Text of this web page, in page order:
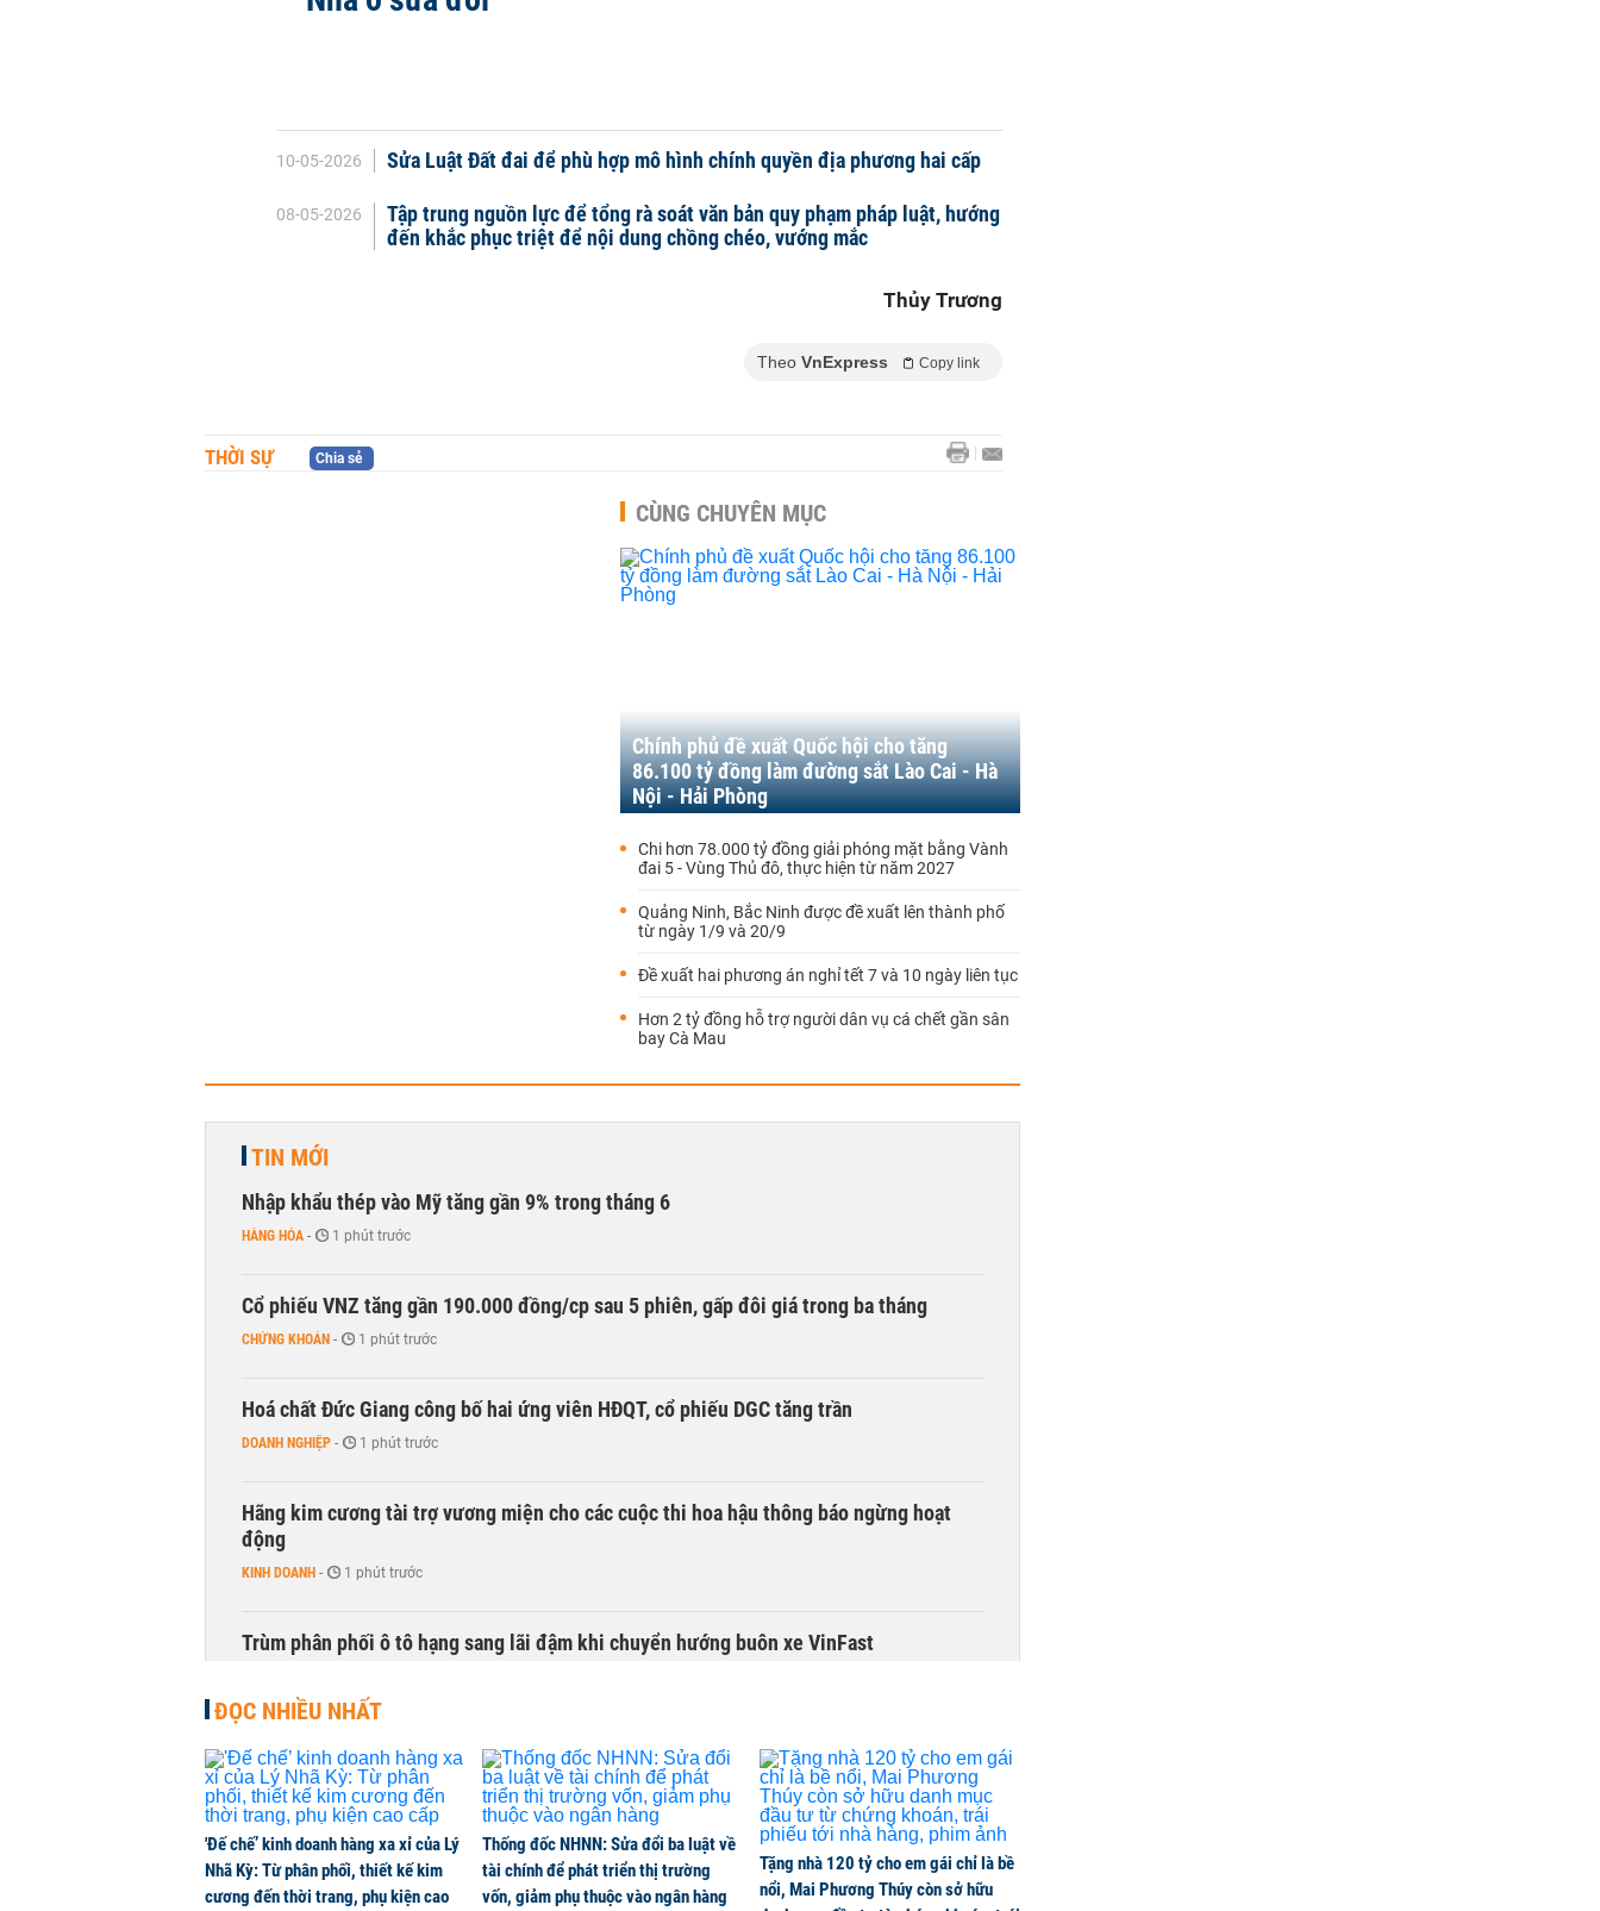
10-05-2026 Sửa Luật Đất đai để phù hợp mô hình chính quyền địa phương hai cấp
08-05-2026
Tập trung nguồn lực để tổng rà soát văn bản quy phạm pháp luật, hướng
đến khắc phục triệt để nội dung chồng chéo, vướng mắc
Thủy Trương
Theo VnExpress Copy link
THỜI SỰ Chia sẻ
CÙNG CHUYÊN MỤC
Chính phủ đề xuất Quốc hội cho tăng
86.100 tỷ đồng làm đường sắt Lào Cai - Hà
Nội - Hải Phòng
Chi hơn 78.000 tỷ đồng giải phóng mặt bằng Vành
đai 5 - Vùng Thủ đô, thực hiện từ năm 2027
Quảng Ninh, Bắc Ninh được đề xuất lên thành phố
từ ngày 1/9 và 20/9
Đề xuất hai phương án nghỉ tết 7 và 10 ngày liên tục
Hơn 2 tỷ đồng hỗ trợ người dân vụ cá chết gần sân
bay Cà Mau
TIN MỚI
Nhập khẩu thép vào Mỹ tăng gần 9% trong tháng 6
HÀNG HÓA - 1 phút trước
Cổ phiếu VNZ tăng gần 190.000 đồng/cp sau 5 phiên, gấp đôi giá trong ba tháng
CHỨNG KHOÁN - 1 phút trước
Hoá chất Đức Giang công bố hai ứng viên HĐQT, cổ phiếu DGC tăng trần
DOANH NGHIỆP - 1 phút trước
Hãng kim cương tài trợ vương miện cho các cuộc thi hoa hậu thông báo ngừng hoạt
động
KINH DOANH - 1 phút trước
Trùm phân phối ô tô hạng sang lãi đậm khi chuyển hướng buôn xe VinFast
Chính phủ đề xuất Quốc hội cho tăng 86.100 tỷ đồng làm đường sắt Lào Cai - Hà Nội -
Hải Phòng
THỜI SỰ - 1 phút trước
Chi hơn 78.000 tỷ đồng giải phóng mặt bằng Vành đai 5 - Vùng Thủ đô, thực hiện từ
năm 2027
ĐỌC NHIỀU NHẤT
'Đế chế’ kinh doanh hàng xa xỉ của Lý
Nhã Kỳ: Từ phân phối, thiết kế kim
cương đến thời trang, phụ kiện cao
Thống đốc NHNN: Sửa đổi ba luật về
tài chính để phát triển thị trường
vốn, giảm phụ thuộc vào ngân hàng
Tặng nhà 120 tỷ cho em gái chỉ là bề
nổi, Mai Phương Thúy còn sở hữu